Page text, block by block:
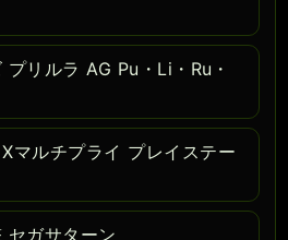
リルラ AG Pu・Li・Ru・
マルチプライ プレイステー
セガサターン